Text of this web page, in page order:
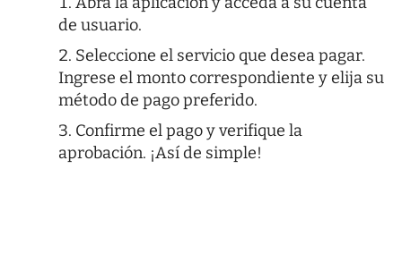
de usuario.
Seleccione el servicio que desea pagar.
Ingrese el monto correspondiente y elija su
método de pago preferido.
Confirme el pago y verifique la
aprobación. ¡Así de simple!